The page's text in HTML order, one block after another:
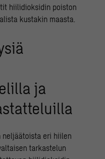
hiilidioksidin poiston
kustakin maasta.
ja
neljäätoista eri hiilen
tarkastelun